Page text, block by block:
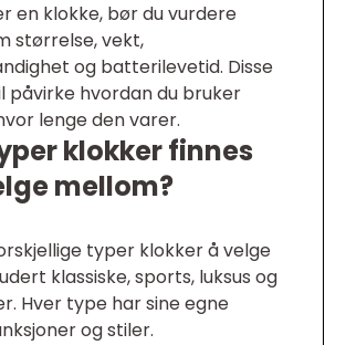
en klokke, bør du vurdere
størrelse, vekt,
og batterilevetid. Disse
påvirke hvordan du bruker
lenge den varer.
klokker finnes
mellom?
typer klokker å velge
klassiske, sports, luksus og
Hver type har sine egne
og stiler.